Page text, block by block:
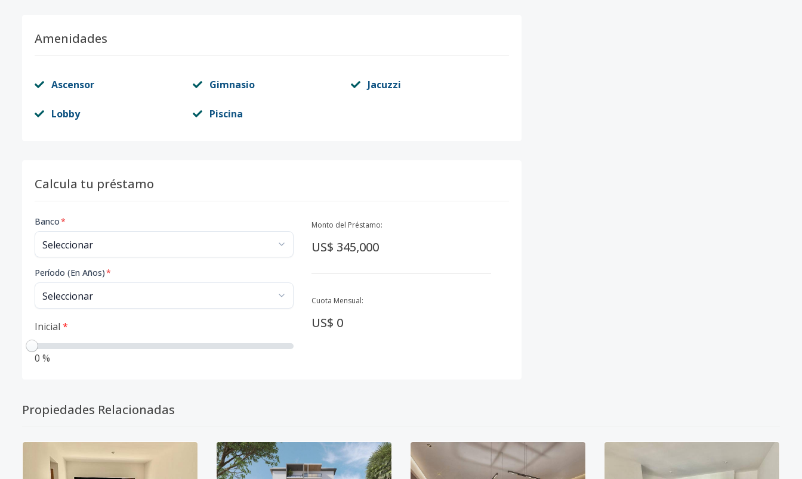
Amenidades
Ascensor Gimnasio Jacuzzi
Lobby Piscina
Calcula tu préstamo
Banco*
Período (En Años)*
Inicial *
0 %
Monto del Préstamo:
US$ 345,000
Cuota Mensual:
US$ 0
Propiedades Relacionadas